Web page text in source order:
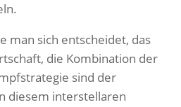
man sich entscheidet, das
die Kombination der
sind der
diesem interstellaren